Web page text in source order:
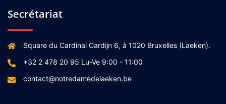
Secrétariat
Square du Cardinal Cardijn 6, à 1020 Bruxelles (Laeken).
+32 2 478 20 95 Lu-Ve 9:00 - 11:00
contact@notredamedelaeken.be